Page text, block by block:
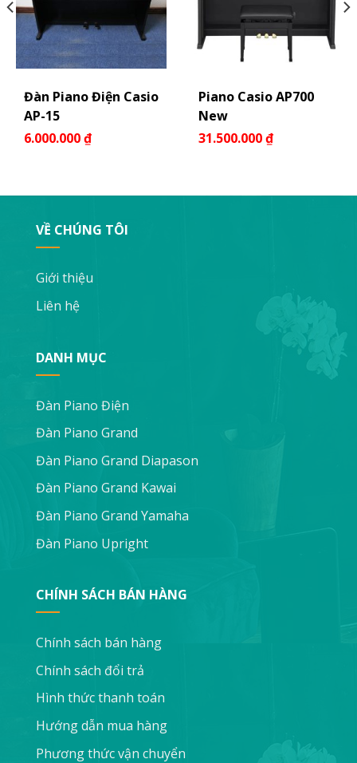
Đàn Piano Điện Casio
AP-15
6.000.000₫
Piano Casio AP700
New
31.500.000₫
VỀ CHÚNG TÔI
Giới thiệu
Liên hệ
DANH MỤC
Đàn Piano Điện
Đàn Piano Grand
Đàn Piano Grand Diapason
Đàn Piano Grand Kawai
Đàn Piano Grand Yamaha
Đàn Piano Upright
CHÍNH SÁCH BÁN HÀNG
Chính sách bán hàng
Chính sách đổi trả
Hình thức thanh toán
Hướng dẫn mua hàng
Phương thức vận chuyển